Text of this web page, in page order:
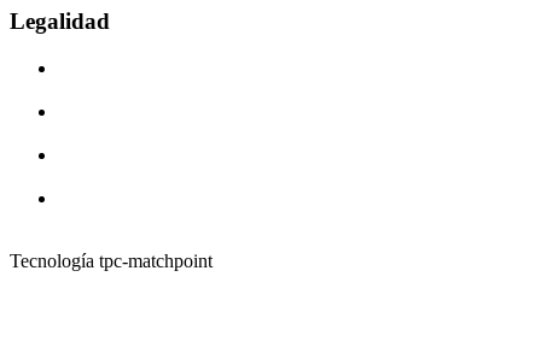
Legalidad
Tecnología tpc-matchpoint